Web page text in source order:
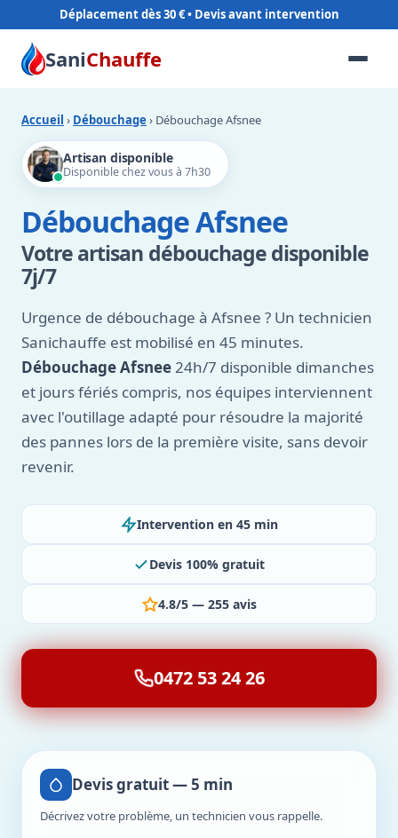
Déplacement dès 30 €
SaniChauffe
Accueil › Débouchage › Débouchage Afsnee
Artisan disponible
Disponible chez vous à 7h30
Débouchage Afsnee
Votre artisan débouchage disponible
7j/7
Urgence de débouchage à Afsnee ? Un technicien
Sanichauffe est mobilisé en 45 minutes.
Débouchage Afsnee24h/7 disponible dimanches
et jours fériés compris, nos équipes interviennent
avec l'outillage adapté pour résoudre la majorité
des pannes lors de la première visite, sans devoir
revenir.
Intervention en 45 min
Devis 100% gratuit
4.8/5 — 255 avis
0472 53 24 26
Devis gratuit — 5 min
Décrivez votre problème, un technicien vous rappelle.